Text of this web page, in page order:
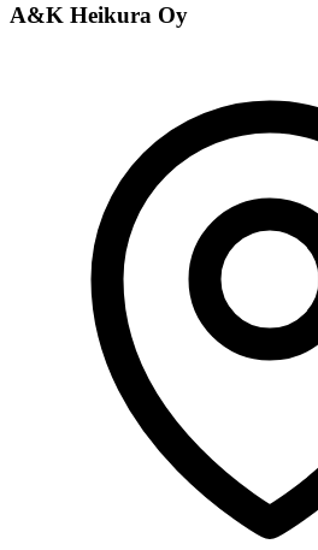
A&K Heikura Oy